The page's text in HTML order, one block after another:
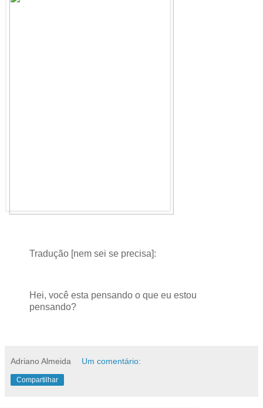
Tradução [nem sei se precisa]:
Hei, você esta pensando o que eu estou
pensando?
Adriano Almeida Um comentário:
Compartilhar